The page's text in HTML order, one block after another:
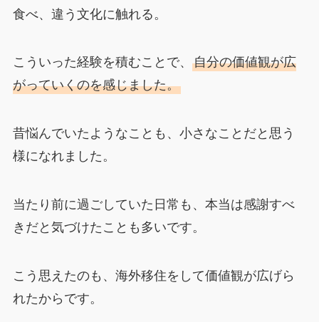
食べ、違う文化に触れる。
こういった経験を積むことで、 自分の価値観が広
がっていくのを感じました。
昔悩んでいたようなことも、小さなことだと思う
様になれました。
当たり前に過ごしていた日常も、本当は感謝すべ
きだと気づけたことも多いです。
こう思えたのも、海外移住をして価値観が広げら
れたからです。